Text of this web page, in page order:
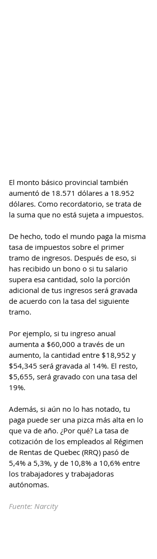
El monto básico provincial también
aumentó de 18.571 dólares a 18.952
dólares. Como recordatorio, se trata de
la suma que no está sujeta a impuestos.
De hecho, todo el mundo paga la misma
tasa de impuestos sobre el primer
tramo de ingresos. Después de eso, si
has recibido un bono o si tu salario
supera esa cantidad, solo la porción
adicional de tus ingresos será gravada
de acuerdo con la tasa del siguiente
tramo.
Por ejemplo, si tu ingreso anual
aumenta a $60,000 a través de un
aumento, la cantidad entre $18,952 y
$54,345 será gravada al 14%. El resto,
$5,655, será gravado con una tasa del
19%.
Además, si aún no lo has notado, tu
paga puede ser una pizca más alta en lo
que va de año. ¿Por qué? La tasa de
cotización de los empleados al Régimen
de Rentas de Quebec (RRQ) pasó de
5,4% a 5,3%, y de 10,8% a 10,6% entre
los trabajadores y trabajadoras
autónomas.
Fuente: Narcity